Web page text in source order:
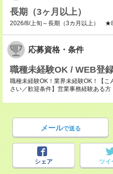
長期（3ヶ月以上）
2026/8/上旬～長期（3カ月以上） ★8
応募資格・条件
職種未経験OK / WEB登
職種未経験OK！業界未経験OK！【
さい／歓迎条件】営業事務経験ある方
メールで送る
シェア ツイ